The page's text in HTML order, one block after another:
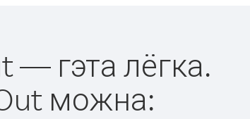
— гэта лёгка.
можна: